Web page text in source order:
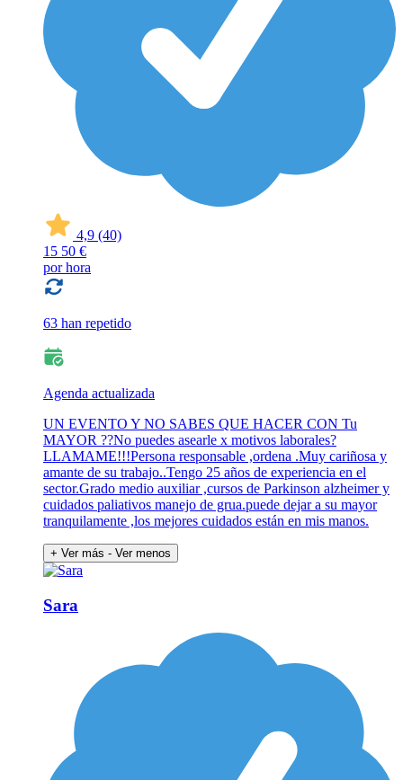
4,9 (40)
15 50 €
por hora
63 han repetido
Agenda actualizada
UN EVENTO Y NO SABES QUE HACER CON Tu
MAYOR ??No puedes asearle x motivos laborales?
LLAMAME!!!Persona responsable ,ordena .Muy cariñosa y
amante de su trabajo..Tengo 25 años de experiencia en el
sector.Grado medio auxiliar ,cursos de Parkinson alzheimer y
cuidados paliativos manejo de grua.puede dejar a su mayor
tranquilamente ,los mejores cuidados están en mis manos.
+ Ver más - Ver menos
Sara